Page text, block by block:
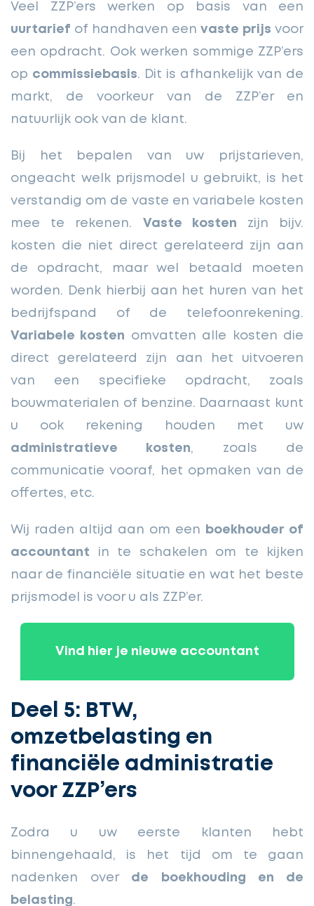
Veel ZZP’ers werken op basis van een
uurtarief of handhaven eenvaste prijs voor
een opdracht. Ook werken sommige ZZP’ers
op commissiebasis. Dit is afhankelijk van de
markt, de voorkeur van de ZZP’er en
natuurlijk ook van de klant.
Bij het bepalen van uw prijstarieven,
ongeacht welk prijsmodel u gebruikt, is het
verstandig om de vaste en variabele kosten
mee te rekenen. Vaste kosten zijn bijv.
kosten die niet direct gerelateerd zijn aan
de opdracht, maar wel betaald moeten
worden. Denk hierbij aan het huren van het
bedrijfspand of de telefoonrekening.
Variabele kosten omvatten alle kosten die
direct gerelateerd zijn aan het uitvoeren
van een specifieke opdracht, zoals
bouwmaterialen of benzine. Daarnaast kunt
u ook rekening houden met uw
administratieve kosten, zoals de
communicatie vooraf, het opmaken van de
offertes, etc.
Wij raden altijd aan om een
boekhouder of
accountant in te schakelen om te kijken
naar de financiële situatie en wat het beste
prijsmodel is voor u als ZZP’er.
Vind hier je nieuwe accountant
Deel 5: BTW,
omzetbelasting en
financiële administratie
voor ZZP’ers
Zodra u uw eerste klanten hebt
binnengehaald, is het tijd om te gaan
nadenken over de boekhouding en de
belasting.